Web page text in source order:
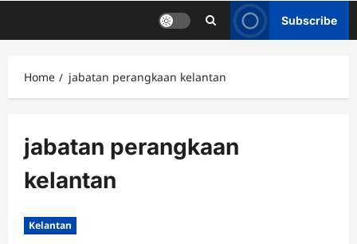
Subscribe
Home jabatan perangkaan kelantan
jabatan perangkaan
kelantan
Kelantan